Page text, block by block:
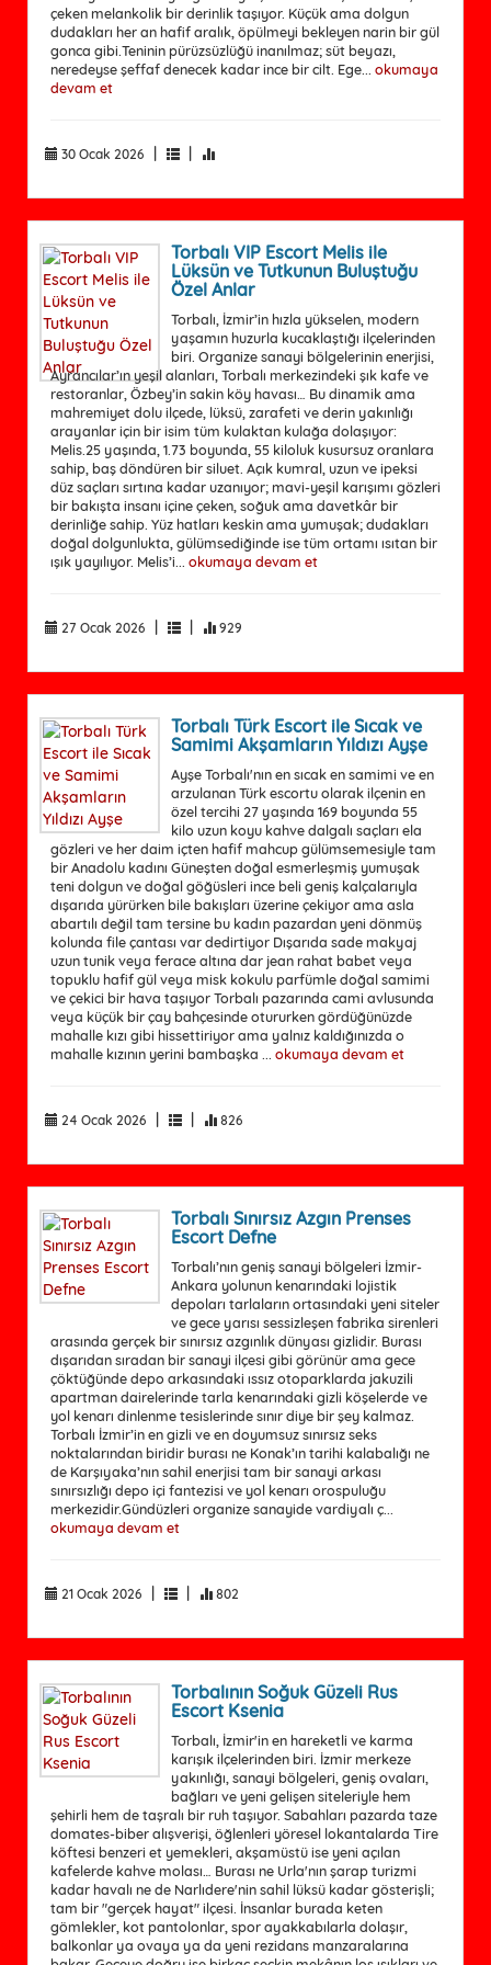
çeken melankolik bir derinlik taşıyor. Küçük ama dolgun
dudakları her an hafif aralık, öpülmeyi bekleyen narin bir gül
gonca gibi.Teninin pürüzsüzlüğü inanılmaz; süt beyazı,
neredeyse şeffaf denecek kadar ince bir cilt. Ege... okumaya
devam et
30 Ocak 2026 | |
Torbalı VIP Escort Melis ile
Lüksün ve Tutkunun Buluştuğu
Özel Anlar
Torbalı, İzmir’in hızla yükselen, modern
yaşamın huzurla kucaklaştığı ilçelerinden
biri. Organize sanayi bölgelerinin enerjisi,
Ayrancılar’ın yeşil alanları, Torbalı merkezindeki şık kafe ve
restoranlar, Özbey’in sakin köy havası… Bu dinamik ama
mahremiyet dolu ilçede, lüksü, zarafeti ve derin yakınlığı
arayanlar için bir isim tüm kulaktan kulağa dolaşıyor:
Melis.25 yaşında, 1.73 boyunda, 55 kiloluk kusursuz oranlara
sahip, baş döndüren bir siluet. Açık kumral, uzun ve ipeksi
düz saçları sırtına kadar uzanıyor; mavi-yeşil karışımı gözleri
bir bakışta insanı içine çeken, soğuk ama davetkâr bir
derinliğe sahip. Yüz hatları keskin ama yumuşak; dudakları
doğal dolgunlukta, gülümsediğinde ise tüm ortamı ısıtan bir
ışık yayılıyor. Melis’i... okumaya devam et
27 Ocak 2026 | | 929
Torbalı Türk Escort ile Sıcak ve
Samimi Akşamların Yıldızı Ayşe
Ayşe Torbalı'nın en sıcak en samimi ve en
arzulanan Türk escortu olarak ilçenin en
özel tercihi 27 yaşında 169 boyunda 55
kilo uzun koyu kahve dalgalı saçları ela
gözleri ve her daim içten hafif mahcup gülümsemesiyle tam
bir Anadolu kadını Güneşten doğal esmerleşmiş yumuşak
teni dolgun ve doğal göğüsleri ince beli geniş kalçalarıyla
dışarıda yürürken bile bakışları üzerine çekiyor ama asla
abartılı değil tam tersine bu kadın pazardan yeni dönmüş
kolunda file çantası var dedirtiyor Dışarıda sade makyaj
uzun tunik veya ferace altına dar jean rahat babet veya
topuklu hafif gül veya misk kokulu parfümle doğal samimi
ve çekici bir hava taşıyor Torbalı pazarında cami avlusunda
veya küçük bir çay bahçesinde otururken gördüğünüzde
mahalle kızı gibi hissettiriyor ama yalnız kaldığınızda o
mahalle kızının yerini bambaşka ... okumaya devam et
24 Ocak 2026 | | 826
Torbalı Sınırsız Azgın Prenses
Escort Defne
Torbalı’nın geniş sanayi bölgeleri İzmir-
Ankara yolunun kenarındaki lojistik
depoları tarlaların ortasındaki yeni siteler
ve gece yarısı sessizleşen fabrika sirenleri
arasında gerçek bir sınırsız azgınlık dünyası gizlidir. Burası
dışarıdan sıradan bir sanayi ilçesi gibi görünür ama gece
çöktüğünde depo arkasındaki ıssız otoparklarda jakuzili
apartman dairelerinde tarla kenarındaki gizli köşelerde ve
yol kenarı dinlenme tesislerinde sınır diye bir şey kalmaz.
Torbalı İzmir’in en gizli ve en doyumsuz sınırsız seks
noktalarından biridir burası ne Konak’ın tarihi kalabalığı ne
de Karşıyaka’nın sahil enerjisi tam bir sanayi arkası
sınırsızlığı depo içi fantezisi ve yol kenarı orospuluğu
merkezidir.Gündüzleri organize sanayide vardiyalı ç...
okumaya devam et
21 Ocak 2026 | | 802
Torbalının Soğuk Güzeli Rus
Escort Ksenia
Torbalı, İzmir'in en hareketli ve karma
karışık ilçelerinden biri. İzmir merkeze
yakınlığı, sanayi bölgeleri, geniş ovaları,
bağları ve yeni gelişen siteleriyle hem
şehirli hem de taşralı bir ruh taşıyor. Sabahları pazarda taze
domates-biber alışverişi, öğlenleri yöresel lokantalarda Tire
köftesi benzeri et yemekleri, akşamüstü ise yeni açılan
kafelerde kahve molası… Burası ne Urla'nın şarap turizmi
kadar havalı ne de Narlıdere'nin sahil lüksü kadar gösterişli;
tam bir "gerçek hayat" ilçesi. İnsanlar burada keten
gömlekler, kot pantolonlar, spor ayakkabılarla dolaşır,
balkonlar ya ovaya ya da yeni rezidans manzaralarına